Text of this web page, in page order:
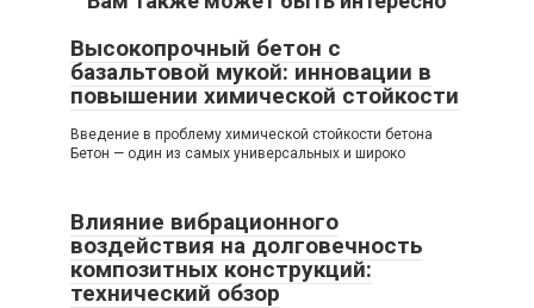
Высокопрочный бетон с
базальтовой мукой: инновации в
повышении химической стойкости
Введение в проблему химической стойкости бетона
Бетон — один из самых универсальных и широко
Влияние вибрационного
воздействия на долговечность
композитных конструкций:
технический обзор